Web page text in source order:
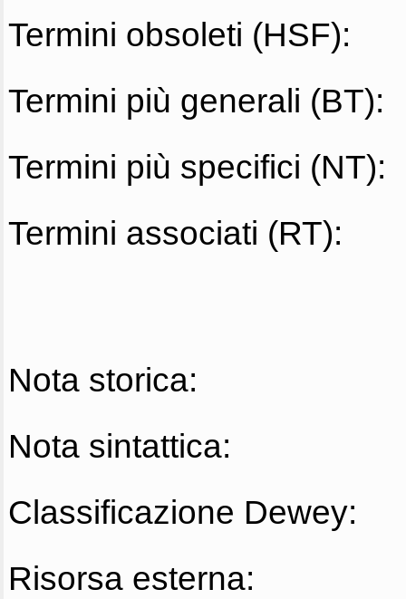
Termini obsoleti (HSF):
Termini più generali (BT):
Termini più specifici (NT):
Termini associati (RT):
Nota storica:
Nota sintattica:
Classificazione Dewey:
Risorsa esterna: